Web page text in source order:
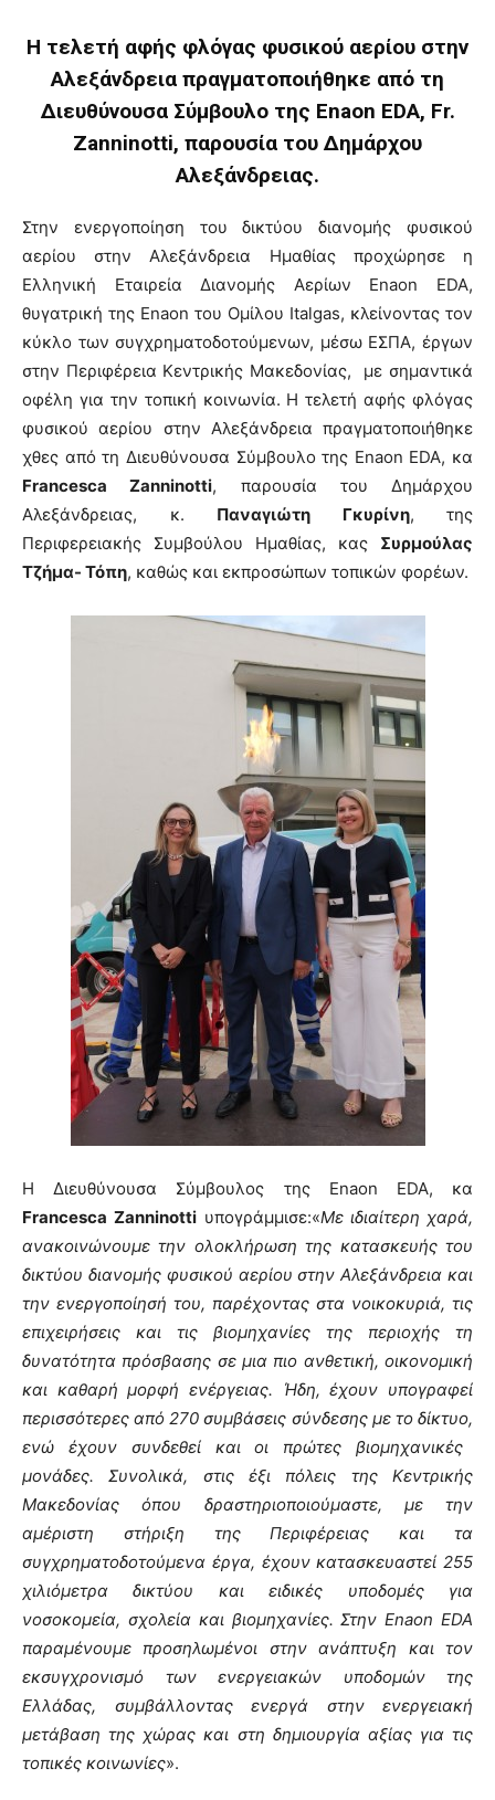
Η τελετή αφής φλόγας φυσικού αερίου στην
Αλεξάνδρεια πραγματοποιήθηκε από τη
Διευθύνουσα Σύμβουλο της Enaon EDA, Fr.
Zanninotti, παρουσία του Δημάρχου
Αλεξάνδρειας.
Στην ενεργοποίηση του δικτύου διανομής φυσικού
αερίου στην Αλεξάνδρεια Ημαθίας προχώρησε η
Ελληνική Εταιρεία Διανομής Αερίων Enaon EDA,
θυγατρική της Enaon του Ομίλου Italgas, κλείνοντας τον
κύκλο των συγχρηματοδοτούμενων, μέσω ΕΣΠΑ, έργων
στην Περιφέρεια Κεντρικής Μακεδονίας, με σημαντικά
οφέλη για την τοπική κοινωνία. Η τελετή αφής φλόγας
φυσικού αερίου στην Αλεξάνδρεια πραγματοποιήθηκε
χθες από τη Διευθύνουσα Σύμβουλο της Enaon EDA, κα
Francesca Zanninotti, παρουσία του Δημάρχου
Αλεξάνδρειας, κ. Παναγιώτη Γκυρίνη, της
Περιφερειακής Συμβούλου Ημαθίας, κας Συρμούλας
Τζήμα- Τόπη, καθώς και εκπροσώπων τοπικών φορέων.
Η Διευθύνουσα Σύμβουλος της Enaon EDA, κα
Francesca Zanninotti υπογράμμισε:«Με ιδιαίτερη χαρά,
ανακοινώνουμετην ολοκλήρωση της κατασκευής του
δικτύου διανομής φυσικού αερίου στην Αλεξάνδρεια και
την ενεργοποίησή του, παρέχοντας στα νοικοκυριά, τις
επιχειρήσεις και τις βιομηχανίες της περιοχής
τη
δυνατότητα πρόσβασης σε μια πιο ανθετική, οικονομική
και καθαρή μορφή ενέργειας. Ήδη, έχουν υπογραφεί
περισσότερες από 270 συμβάσεις σύνδεσηςμε το δίκτυο,
ενώ έχουν συνδεθεί και οι πρώτες βιομηχανικές
μονάδες.
Συνολικά, στις έξι πόλεις της Κεντρικής
Μακεδονίας όπου δραστηριοποιούμαστε, μετην
αμέριστη στήριξη της Περιφέρειας και τα
συγχρηματοδοτούμενα έργα, έχουν κατασκευαστεί 255
χιλιόμετρα δικτύου καιειδικές υποδομέςγια
νοσοκομεία, σχολεία και βιομηχανίες.Στην Enaon EDA
παραμένουμε προσηλωμένοι στην ανάπτυξη και τον
εκσυγχρονισμό των ενεργειακών υποδομώντης
Ελλάδας, συμβάλλοντας ενεργά στην ενεργειακή
μετάβαση της χώρας και στη δημιουργία αξίας για τις
τοπικές κοινωνίες».